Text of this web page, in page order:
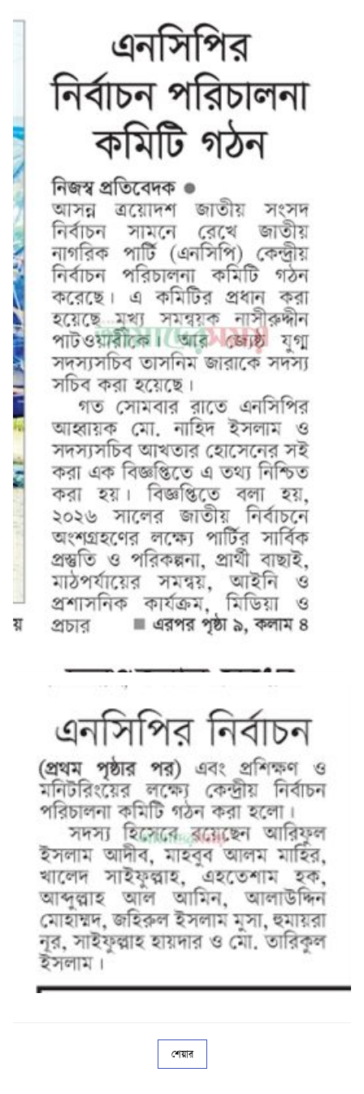
শেয়ার